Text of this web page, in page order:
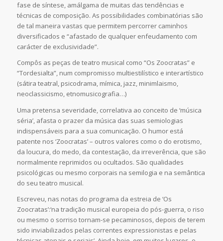
fase de síntese, amálgama de muitas das tendências e
técnicas de composição. As possibilidades combinatórias são
de tal maneira vastas que permitem percorrer caminhos
diversificados e “afastado de qualquer enfeudamento com
carácter de exclusividade”.
Compôs as peças de teatro musical como “Os Zoocratas” e
“Tordesialta”, num compromisso multiestilístico e interartístico
(sátira teatral, psicodrama, mímica, jazz, minimlaismo,
neoclassicismo, etnomusicografia…)
Uma pretensa severidade, correlativa ao conceito de ‘música
séria’, afasta o prazer da música das suas semiologias
indispensáveis para a sua comunicação. O humor está
patente nos ‘Zoocratas’ – outros valores como o do erotismo,
da loucura, do medo, da contestação, da irreverência, que são
normalmente reprimidos ou ocultados. São qualidades
psicológicas ou mesmo corporais na semilogia e na semântica
do seu teatro musical.
Escreveu, nas notas do programa da estreia de ‘Os
Zoocratas’:‘na tradição musical europeia do pós-guerra, o riso
ou mesmo o sorriso tornam-se pecaminosos, depois de terem
sido inviabilizados pelas correntes expressionistas e pelas